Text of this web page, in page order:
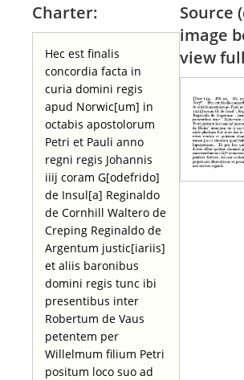
Charter:
Hec est finalis
concordia facta in
curia domini regis
apud Norwic[um] in
octabis apostolorum
Petri et Pauli anno
regni regis Johannis
iiij coram G[odefrido]
de Insul[a] Reginaldo
de Cornhill Waltero de
Creping Reginaldo de
Argentum justic[iariis]
et aliis baronibus
domini regis tunc ibi
presentibus inter
Robertum de Vaus
petentem per
Willelmum filium Petri
positum loco suo ad
Source
image
view